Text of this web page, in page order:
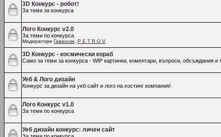
3D Конкурс - робот!
За теми за конкурса
Лого Конкурс v2.0
За теми по конкурса
Модератори Гавански P E T R O V
3D Конкурс - космически кораб
Само за теми за конкурса - WIP картинки, коментари, въпроси, обсъждания и
Уеб & Лого дизайн
Конкурс за дизайн на уеб сайт и лого на хостинг компания!
Лого Конкурс v1.0
За теми по конкурса
Уеб дизайн конкурс: личен сайт